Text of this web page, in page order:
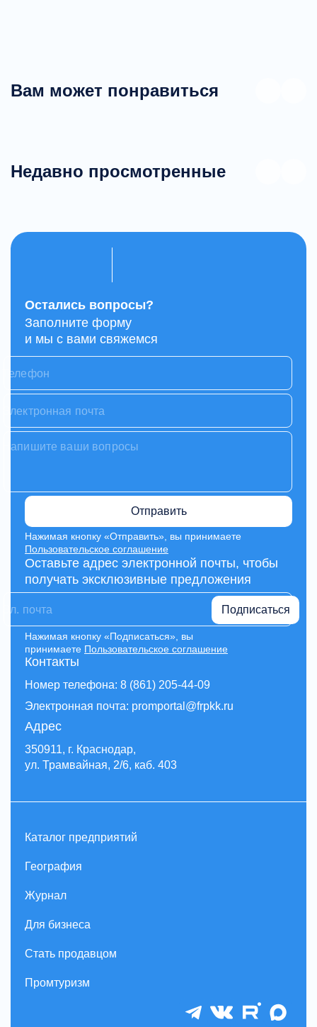
Вам может понравиться
Недавно просмотренные
Контакты
Номер телефона: 8 (861) 205-44-09
Электронная почта: promportal@frpkk.ru
Адрес
350911, г. Краснодар,
ул. Трамвайная, 2/6, каб. 403
Остались вопросы?
Заполните форму
и мы с вами свяжемся
Отправить
Нажимая кнопку «Отправить», вы принимаете
Пользовательское соглашение
Оставьте адрес электронной почты, чтобы
получать эксклюзивные предложения
Подписаться
Нажимая кнопку «Подписаться», вы
принимаете Пользовательское соглашение
Каталог предприятий
География
Журнал
Для бизнеса
Стать продавцом
Промтуризм